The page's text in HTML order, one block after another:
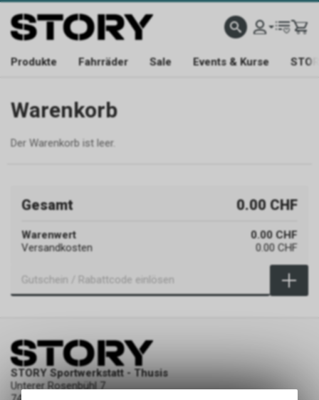
SUPPORT YOUR LOCAL SHOP CHAT MIT UNS 079 467 95 36 KAUF BEI UNS
Produkte Fahrräder Sale Events & Kurse
Warenkorb
Der Warenkorb ist leer.
Gesamt 0.00 CHF
Warenwert
0.00 CHF
Versandkosten
0.00 CHF
STORY Sportwerkstatt - Thusis
Unterer Rosenbühl 7